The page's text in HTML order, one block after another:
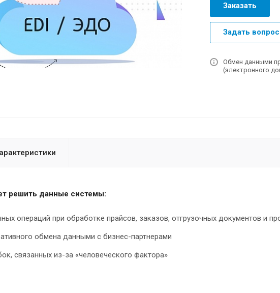
Заказать
Задать вопрос
Обмен данными
(электронного
решить данные системы:
операций при обработке прайсов, заказов, отгрузочных документов и
обмена данными с бизнес-партнерами
связанных из-за «человеческого фактора»